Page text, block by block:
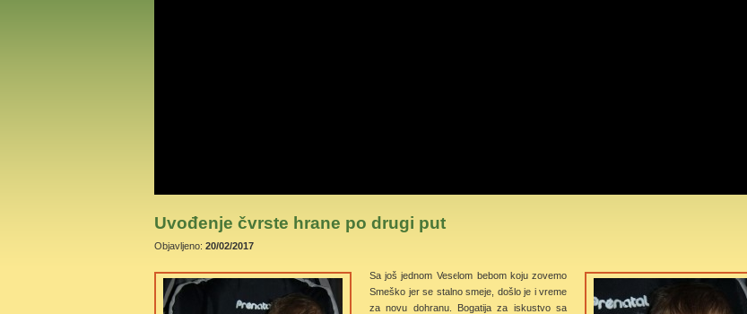
Uvođenje čvrste hrane po drugi put
Objavljeno: 20/02/2017
Sa još jednom Veselom bebom koju zovemo
Smeško jer se stalno smeje, došlo je i vreme
za novu dohranu. Bogatija za iskustvo sa